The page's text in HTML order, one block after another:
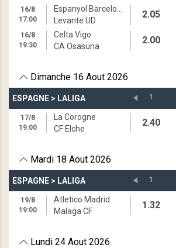
16/8
17:00
Levante UD
16/8
19:30
Celta Vigo
CA Osasuna
2.05
2.00
Dimanche 16 Aout 2026
ESPAGNE > LALIGA 1
17/8
19:00
La Corogne
CF Elche
2.40
Mardi 18 Aout 2026
ESPAGNE > LALIGA 1
19/8
19:00
Atletico Madrid
Malaga CF
1.32
Lundi 24 Aout 2026